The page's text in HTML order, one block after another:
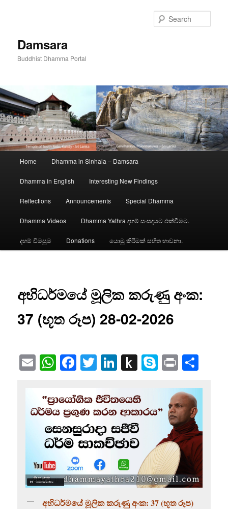
Damsara
Buddhist Dhamma Portal
Home Dhamma in Sinhala – Damsara
Dhamma in English Interesting New Findings
Reflections Announcements Special Dhamma
Dhamma Videos Dhamma Yathra දහම් සංසදයට එක්වීමට.
දහම් විමසුම Donations යොමු කිරීමක් සහිත භාවනා.
අභිධර්මයේ මූලික කරුණු අංක:
37 (භූත රූප) 28-02-2026
EmailWhatsApp
Facebook
Twitter
LinkedIn
Push
Kindle
Skype
Print
අභිධර්මයේ මූලික කරුණු අංක: 37 (භූත රූප)